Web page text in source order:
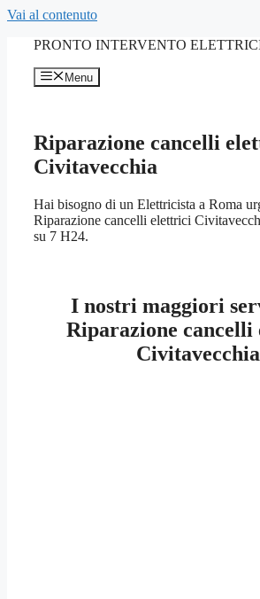
Vai al contenuto
PRONTO INTERVENTO
Menu
Riparazione cancelli
Civitavecchia
Hai bisogno di un Elettricista a Roma
Riparazione cancelli elettrici
su 7 H24.
I nostri maggiori
Riparazione
Civitavecchia